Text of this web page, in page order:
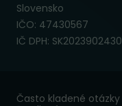
Slovensko
IČO: 47430567
IČ DPH: SK2023902430
Často kladené otázky